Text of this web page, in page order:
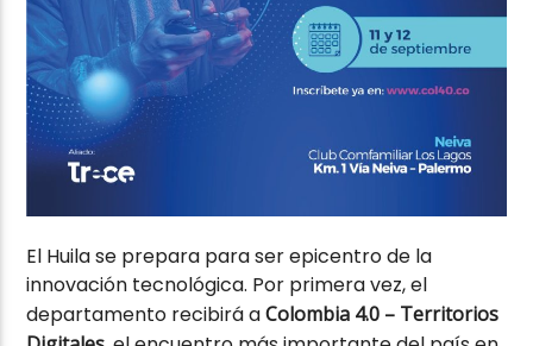
El Huila se prepara para ser epicentro de la
innovación tecnológica. Por primera vez, el
departamento recibirá aColombia 4.0 – Territorios